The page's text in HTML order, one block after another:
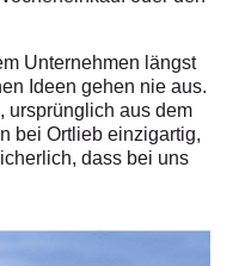
Unternehmen längst
Ideen gehen nie aus.
ursprünglich aus dem
bei Ortlieb einzigartig,
dass bei uns